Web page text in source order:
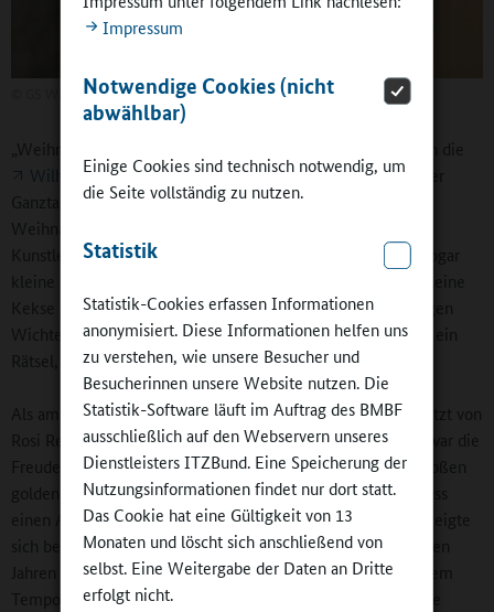
Impressum
Notwendige Cookies (nicht
abwählbar)
Einige Cookies sind technisch notwendig, um
die Seite vollständig zu nutzen.
Statistik
Statistik-Cookies erfassen Informationen
anonymisiert. Diese Informationen helfen uns
zu verstehen, wie unsere Besucher und
Besucherinnen unsere Website nutzen. Die
Statistik-Software läuft im Auftrag des BMBF
ausschließlich auf den Webservern unseres
Dienstleisters ITZBund. Eine Speicherung der
Nutzungsinformationen findet nur dort statt.
Das Cookie hat eine Gültigkeit von 13
Monaten und löscht sich anschließend von
selbst. Eine Weitergabe der Daten an Dritte
erfolgt nicht.
GS Wilhelmschule Castrop-Rauxel
„Weihnachtliche Deko, wohin man auch schaut!“, freute sich die
Wilhelmschule in Castrop-Rauxel. Im Eingangsbereich der
Ganztagsgrundschule steht wieder der wunderschöne
Weihnachtsbaum, den traditionell die 3. Klassen mit ihren
Kunstlehrerinnen schmückten. In mehrere Klassen zogen sogar
kleine Wichtel ein: Wichtel Nosse hatte für die Klasse 2c kleine
Kekse gebacken. Wichtel Matte, der in einem labyrinthartigen
Wichtelwald wohnt, schickte den Kindern der 2b jeden Tag ein
Rätsel, das sie mit viel Spaß lösten.
Als am 6. Dezember kurz nach 8 Uhr der Nikolaus, unterstützt von
Rosi Rentier, die Kinder direkt in den Klassen überraschte, war die
Freude groß. Gespannt lauschten alle, was er aus seinem großen
goldenen Buch über jede Klasse vorlas. Oft gab es am Schluss
einen Applaus oder ein lautes „Danke“. Denn der Nikolaus zeigte
sich beispielsweise „wirklich begeistert, was ihr in den letzten
Jahren alles gelernt habt. Gebt euch Zeit. Jeder lernt in seinem
Tempo und jeder hat seine ganz eigenen Stärken.“ Über eine